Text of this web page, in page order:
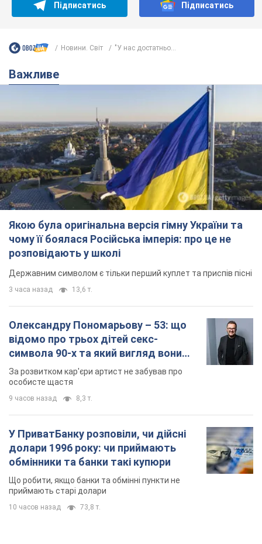
Підписатись Підписатись
Новини. Світ "У нас достатньо...
Важливе
Якою була оригінальна версія гімну України та
чому її боялася Російська імперія: про це не
розповідають у школі
Державним символом є тільки перший куплет та приспів пісні
3 часа назад 13,6 т.
Олександру Пономарьову – 53: що
відомо про трьох дітей секс-
символа 90-х та який вигляд вони
мають
За розвитком кар'єри артист не забував про
особисте щастя
9 часов назад 8,3 т.
У ПриватБанку розповіли, чи дійсні
долари 1996 року: чи приймають
обмінники та банки такі купюри
Що робити, якщо банки та обмінні пункти не
приймають старі долари
10 часов назад 73,8 т.